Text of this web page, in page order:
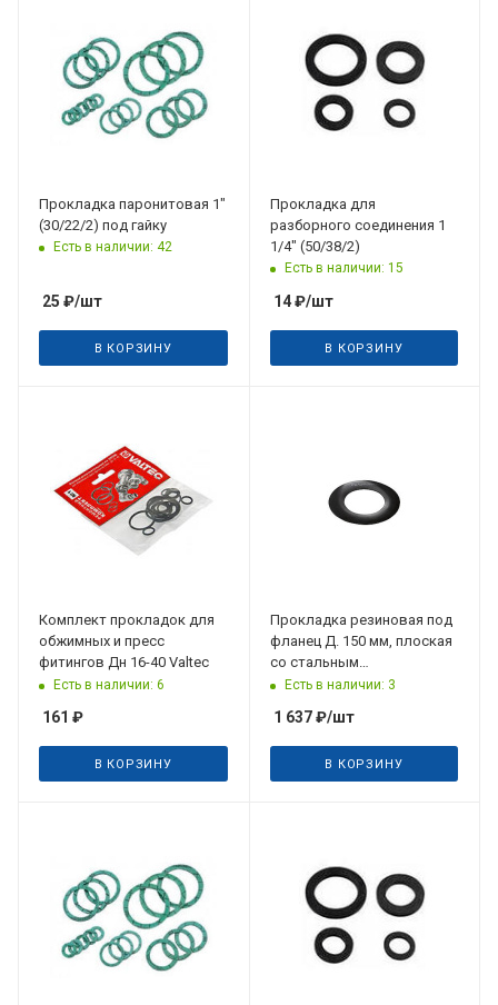
Прокладка паронитовая 1"
(30/22/2) под гайку
Есть в наличии: 42
25 ₽/шт
В КОРЗИНУ
Прокладка для
разборного соединения 1
1/4" (50/38/2)
Есть в наличии: 15
14₽/шт
В КОРЗИНУ
Комплект прокладок для
обжимных и пресс
фитингов Дн 16-40 Valtec
Есть в наличии: 6
161 ₽
В КОРЗИНУ
Прокладка резиновая под
фланец Д. 150 мм, плоская
со стальным
армированием Hawle
Есть в наличии: 3
1 637₽/шт
В КОРЗИНУ